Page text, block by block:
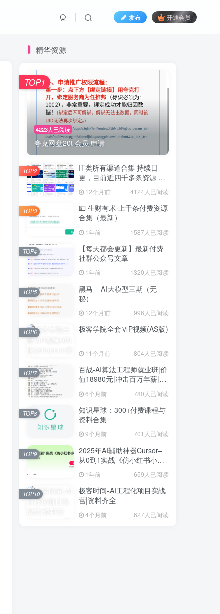
发布 开通会员
精华资源
4223人已阅读
夸克网盘20t 会员 申请
TOP1
IT类所有渠道合集 持续日
更，目前近四千多条资源 年
12个月前 4124人已阅读
TOP2
💵 生财有术·上千条付费资源
合集（最新）
1年前 1587人已阅读
TOP3
【每天都会更新】最新付费
社群公众号文章
1年前 1320人已阅读
TOP4
黑马 – AI大模型三期（无
秘）
12个月前 996人已阅读
TOP5
极客学院全套ⅥP视频(AS版)
11个月前 804人已阅读
TOP6
百战-AI算法工程师就业班|价
值18980元|冲击百万年薪|完
结无秘
6个月前 780人已阅读
TOP7
知识星球：300+付费课程与
资料合集
9个月前 701人已阅读
TOP8
2025年AI辅助神器Cursor–
从0到1实战《仿小红书小程
序》1年前 659人已阅读
TOP9
极客时间-AI工程化项目实战
营|资料齐全
4个月前 627人已阅读
TOP10